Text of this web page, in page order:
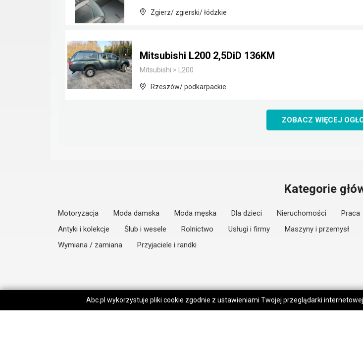
Zgierz/ zgierski/ łódzkie
Mitsubishi L200 2,5DiD 136KM
Mitsubishi > L200
Rzeszów/ podkarpackie
ZOBACZ WIĘCEJ
Kategorie
Motoryzacja Moda damska Moda męska Dla dzieci Nieruchomości Praca
Antyki i kolekcje
Ślub i wesele Rolnictwo Usługi i firmy Maszyny i przemysł
Wymiana / zamiana
Przyjaciele i randki
Abc.pl wykorzystuje pliki cookie zgodnie z ustawieniami Twojej przeglądarki